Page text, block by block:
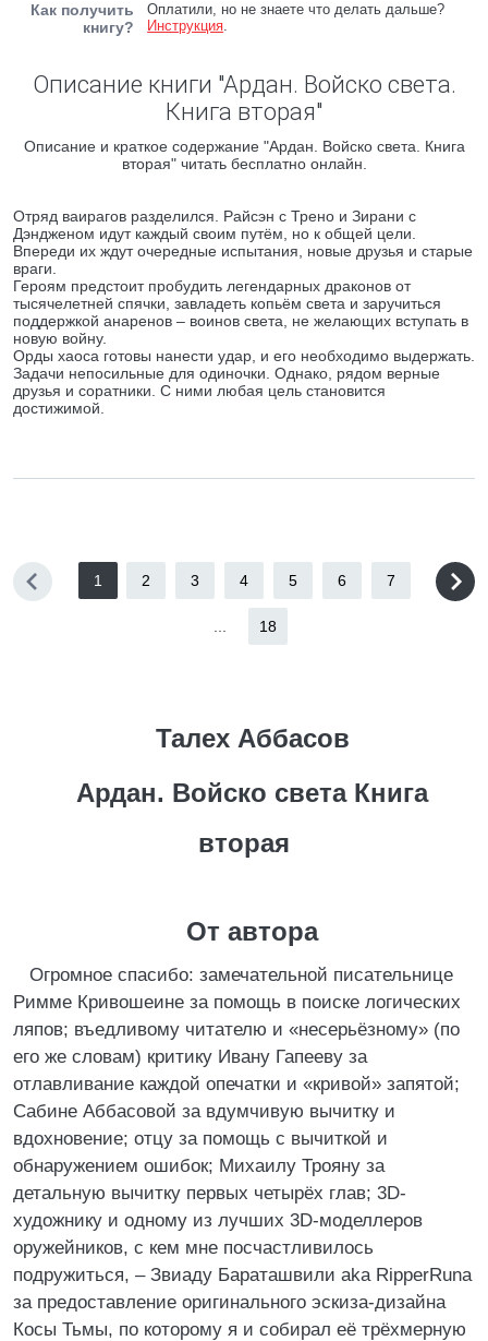
Как получить
книгу?
Оплатили, но не знаете что делать дальше?
Инструкция.
Описание книги "Ардан. Войско света.
Книга вторая"
Описание и краткое содержание "Ардан. Войско света. Книга
вторая" читать бесплатно онлайн.
Отряд ваирагов разделился. Райсэн с Трено и Зирани с
Дэндженом идут каждый своим путём, но к общей цели.
Впереди их ждут очередные испытания, новые друзья и старые
враги.
Героям предстоит пробудить легендарных драконов от
тысячелетней спячки, завладеть копьём света и заручиться
поддержкой анаренов – воинов света, не желающих вступать в
новую войну.
Орды хаоса готовы нанести удар, и его необходимо выдержать.
Задачи непосильные для одиночки. Однако, рядом верные
друзья и соратники. С ними любая цель становится
достижимой.
1 2 3 4 5 6 7
18
Талех Аббасов
Ардан. Войско света Книга
вторая
От автора
Огромное спасибо: замечательной писательнице
Римме Кривошеине за помощь в поиске логических
ляпов; въедливому читателю и «несерьёзному» (по
его же словам) критику Ивану Гапееву за
отлавливание каждой опечатки и «кривой» запятой;
Сабине Аббасовой за вдумчивую вычитку и
вдохновение; отцу за помощь с вычиткой и
обнаружением ошибок; Михаилу Трояну за
детальную вычитку первых четырёх глав; 3D-
художнику и одному из лучших 3D-моделлеров
оружейников, с кем мне посчастливилось
подружиться, – Звиаду Бараташвили aka RipperRuna
за предоставление оригинального эскиза-дизайна
Косы Тьмы, по которому я и собирал её трёхмерную